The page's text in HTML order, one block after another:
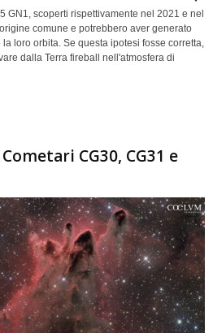
GN1, scoperti rispettivamente nel 2021 e nel
comune e potrebbero aver generato
loro orbita. Se questa ipotesi fosse corretta,
dalla Terra fireball nell'atmosfera di
CG30, CG31 e